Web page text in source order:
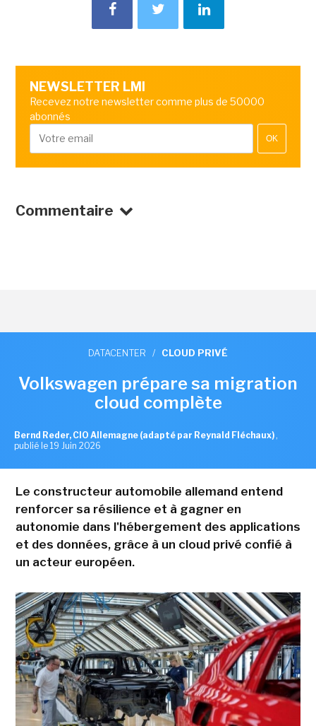
NEWSLETTER LMI
Recevez notre newsletter comme plus de 50000
abonnés
OK
Commentaire
DATACENTER / CLOUD PRIVÉ
Volkswagen prépare sa migration
cloud complète
Bernd Reder, CIO Allemagne (adapté par Reynald Fléchaux) ,
publié le 19 Juin 2026
Le constructeur automobile allemand entend
renforcer sa résilience et à gagner en
autonomie dans l'hébergement des applications
et des données, grâce à un cloud privé confié à
un acteur européen.